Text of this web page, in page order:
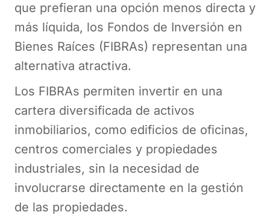
que prefieran una opción menos directa y
más líquida, los Fondos de Inversión en
Bienes Raíces (FIBRAs) representan una
alternativa atractiva.
Los FIBRAs permiten invertir en una
cartera diversificada de activos
inmobiliarios, como edificios de oficinas,
centros comerciales y propiedades
industriales, sin la necesidad de
involucrarse directamente en la gestión
de las propiedades.